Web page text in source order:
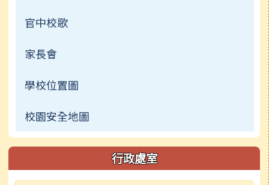
官中校歌
家長會
學校位置圖
校園安全地圖
行政處室